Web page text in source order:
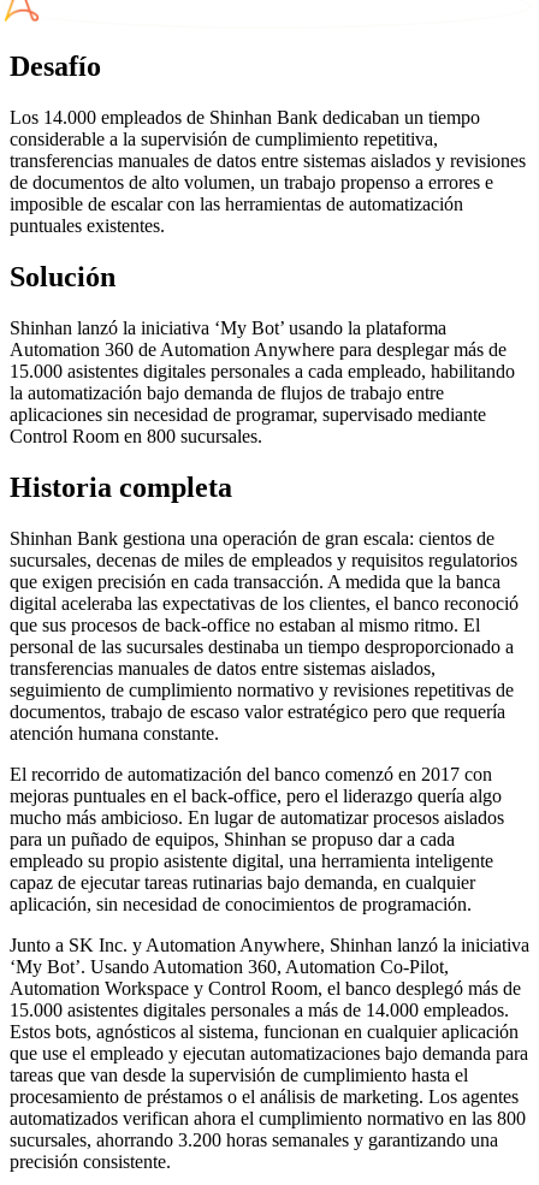
Desafío
Los 14.000 empleados de Shinhan Bank dedicaban un tiempo
considerable a la supervisión de cumplimiento repetitiva,
transferencias manuales de datos entre sistemas aislados y revisiones
de documentos de alto volumen, un trabajo propenso a errores e
imposible de escalar con las herramientas de automatización
puntuales existentes.
Solución
Shinhan lanzó la iniciativa ‘My Bot’ usando la plataforma
Automation 360 de Automation Anywhere para desplegar más de
15.000 asistentes digitales personales a cada empleado, habilitando
la automatización bajo demanda de flujos de trabajo entre
aplicaciones sin necesidad de programar, supervisado mediante
Control Room en 800 sucursales.
Historia completa
Shinhan Bank gestiona una operación de gran escala: cientos de
sucursales, decenas de miles de empleados y requisitos regulatorios
que exigen precisión en cada transacción. A medida que la banca
digital aceleraba las expectativas de los clientes, el banco reconoció
que sus procesos de back-office no estaban al mismo ritmo. El
personal de las sucursales destinaba un tiempo desproporcionado a
transferencias manuales de datos entre sistemas aislados,
seguimiento de cumplimiento normativo y revisiones repetitivas de
documentos, trabajo de escaso valor estratégico pero que requería
atención humana constante.
El recorrido de automatización del banco comenzó en 2017 con
mejoras puntuales en el back-office, pero el liderazgo quería algo
mucho más ambicioso. En lugar de automatizar procesos aislados
para un puñado de equipos, Shinhan se propuso dar a cada
empleado su propio asistente digital, una herramienta inteligente
capaz de ejecutar tareas rutinarias bajo demanda, en cualquier
aplicación, sin necesidad de conocimientos de programación.
Junto a SK Inc. y Automation Anywhere, Shinhan lanzó la iniciativa
‘My Bot’. Usando Automation 360, Automation Co-Pilot,
Automation Workspace y Control Room, el banco desplegó más de
15.000 asistentes digitales personales a más de 14.000 empleados.
Estos bots, agnósticos al sistema, funcionan en cualquier aplicación
que use el empleado y ejecutan automatizaciones bajo demanda para
tareas que van desde la supervisión de cumplimiento hasta el
procesamiento de préstamos o el análisis de marketing. Los agentes
automatizados verifican ahora el cumplimiento normativo en las 800
sucursales, ahorrando 3.200 horas semanales y garantizando una
precisión consistente.